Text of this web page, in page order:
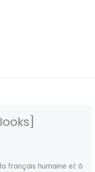
français humaine et à